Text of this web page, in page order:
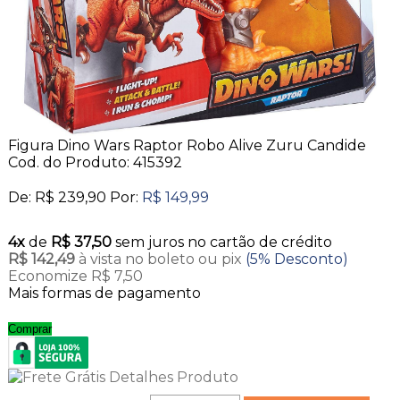
Figura Dino Wars Raptor Robo Alive Zuru Candide
Cod. do Produto: 415392
De: R$ 239,90 Por: R$ 149,99
4xde R$ 37,50 sem juros no cartão de crédito
R$ 142,49 à vista no boleto ou pix (5% Desconto)
Economize R$ 7,50
Mais formas de pagamento
Comprar